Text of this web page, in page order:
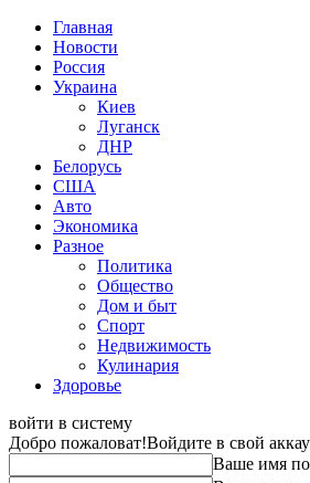
Главная
Новости
Россия
Украина
Киев
Луганск
ДНР
Белорусь
США
Авто
Экономика
Разное
Политика
Общество
Дом и быт
Спорт
Недвижимость
Кулинария
Здоровье
войти в систему
Добро пожаловат!Войдите в свой
Ваше имя